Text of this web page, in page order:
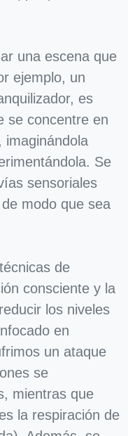
una escena que
ejemplo, un
es
se concentre en
imaginándola
Se
sensoriales
modo que sea
de
consciente y la
los niveles
en
un ataque
se
mientras que
la respiración de